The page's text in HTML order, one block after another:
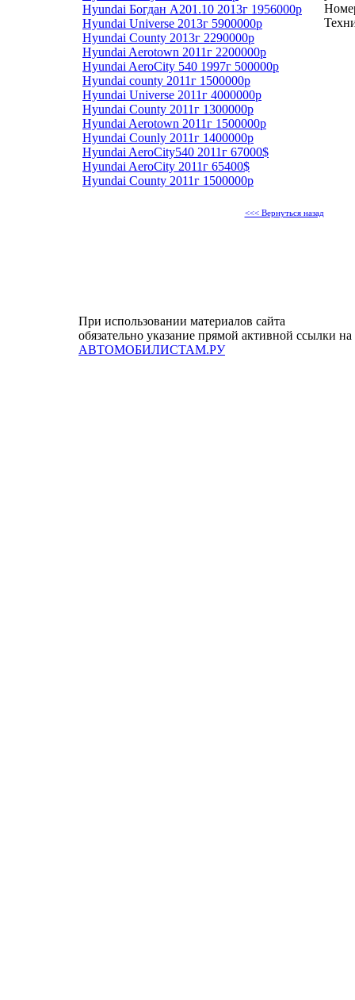
Hyundai Богдан А201.10 2013г 1956000р
Hyundai Universe 2013г 5900000р
Hyundai County 2013г 2290000р
Hyundai Aerotown 2011г 2200000р
Hyundai AeroCity 540 1997г 500000р
Hyundai county 2011г 1500000р
Hyundai Universe 2011г 4000000р
Hyundai County 2011г 1300000р
Hyundai Aerotown 2011г 1500000р
Hyundai Counly 2011г 1400000р
Hyundai AeroCity540 2011г 67000$
Hyundai AeroCity 2011г 65400$
Hyundai County 2011г 1500000р
<<< Вернуться назад
При использовании материалов сайта
обязательно указание прямой активной ссылки на
АВТОМОБИЛИСТАМ.РУ